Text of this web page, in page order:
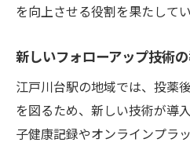
を向上させる役割を果たしてい
新しいフォローアップ技術
江戸川台駅の地域では、投薬
を図るため、新しい技術が導
子健康記録やオンラインプラ